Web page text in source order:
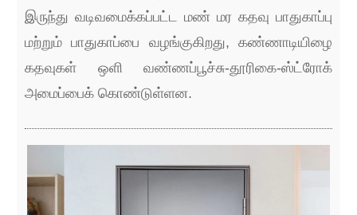
இருந்து வடிவமைக்கப்பட்ட மண் மர கதவு பாதுகாப்பு
மற்றும் பாதுகாப்பை வழங்குகிறது, கண்ணாடியிழை
கதவுகள் ஒளி வண்ணப்பூச்சு-தூரிகை-ஸ்ட்ரோக்
அமைப்பைக் கொண்டுள்ளன.